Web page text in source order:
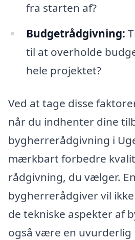
fra starten af?
Budgetrådgivning:
til at overholde
hele projektet?
Ved at tage disse
når du indhenter dine
bygherrerådgivning i
mærkbart forbedre
rådgivning, du vælger.
bygherrerådgiver vil
de tekniske aspekter af
også være en uvurderlig